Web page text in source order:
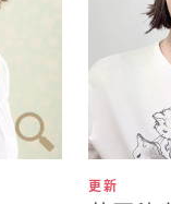
更新